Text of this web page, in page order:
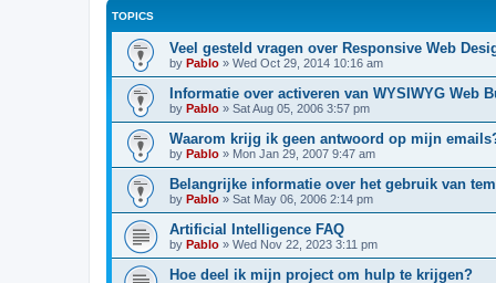
TOPICS
Veel gesteld vragen over Responsive Web
by Pablo » Wed Oct 29, 2014 10:16 am
Informatie over activeren van WYSIWYG Web
by Pablo » Sat Aug 05, 2006 3:57 pm
Waarom krijg ik geen antwoord op mijn
by Pablo » Mon Jan 29, 2007 9:47 am
Belangrijke informatie over het gebruik van
by Pablo » Sat May 06, 2006 2:14 pm
Artificial Intelligence FAQ
by Pablo » Wed Nov 22, 2023 3:11 pm
Hoe deel ik mijn project om hulp te krijgen?